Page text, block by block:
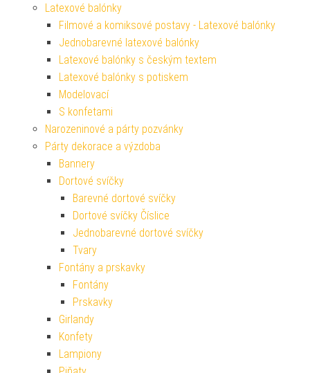
Latexové balónky
Filmové a komiksové postavy - Latexové balónky
Jednobarevné latexové balónky
Latexové balónky s českým textem
Latexové balónky s potiskem
Modelovací
S konfetami
Narozeninové a párty pozvánky
Párty dekorace a výzdoba
Bannery
Dortové svíčky
Barevné dortové svíčky
Dortové svíčky Číslice
Jednobarevné dortové svíčky
Tvary
Fontány a prskavky
Fontány
Prskavky
Girlandy
Konfety
Lampiony